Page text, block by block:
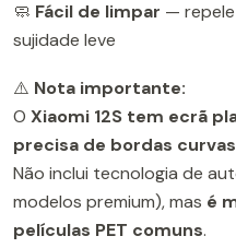
🧼 Fácil de limpar —
sujidade leve
⚠️ Nota importante:
O Xiaomi 12S tem ecrã
precisa de bordas curvas
Não inclui tecnologia de
modelos premium), mas é
películas PET comuns.